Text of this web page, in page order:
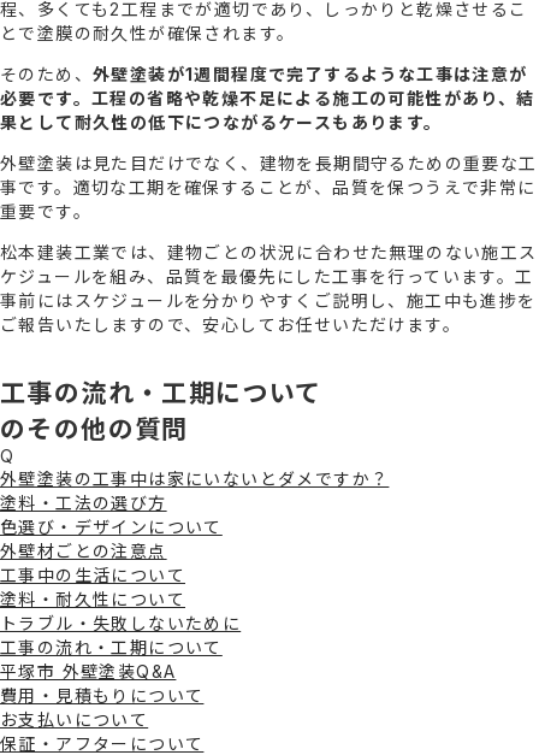
程、多くても2工程までが適切であり、しっかりと乾燥させるこ
とで塗膜の耐久性が確保されます。
そのため、 外壁塗装が1週間程度で完了するような工事は注意が
必要です。工程の省略や乾燥不足による施工の可能性があり、結
果として耐久性の低下につながるケースもあります。
外壁塗装は見た目だけでなく、建物を長期間守るための重要な工
事です。適切な工期を確保することが、品質を保つうえで非常に
重要です。
松本建装工業では、建物ごとの状況に合わせた無理のない施工ス
ケジュールを組み、品質を最優先にした工事を行っています。工
事前にはスケジュールを分かりやすくご説明し、施工中も進捗を
ご報告いたしますので、安心してお任せいただけます。
工事の流れ・工期について
のその他の質問
Q
外壁塗装の工事中は家にいないとダメですか？
塗料・工法の選び方
色選び・デザインについて
外壁材ごとの注意点
工事中の生活について
塗料・耐久性について
トラブル・失敗しないために
工事の流れ・工期について
平塚市 外壁塗装Q&A
費用・見積もりについて
お支払いについて
保証・アフターについて